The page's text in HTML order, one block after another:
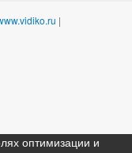
|
оптимизации и